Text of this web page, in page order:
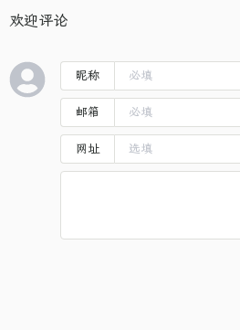
欢迎评论
昵称
邮箱
网址